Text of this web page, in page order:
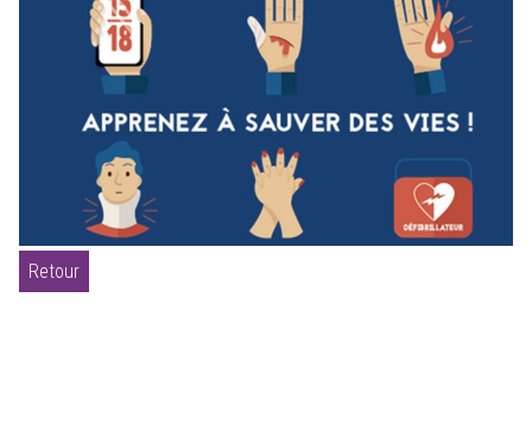
Retour